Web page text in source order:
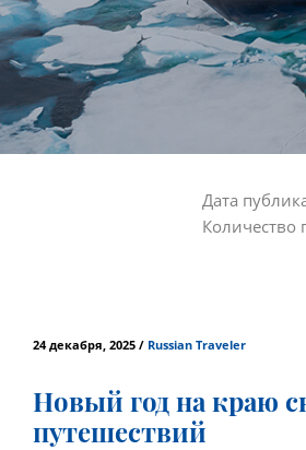
Дата
Количество
24 декабря, 2025 / Russian Traveler
Новый год на краю
путешествий